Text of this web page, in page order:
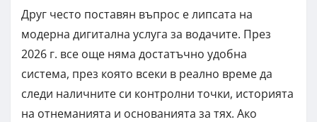
Друг често поставян въпрос е липсата на
модерна дигитална услуга за водачите. През
2026 г. все още няма достатъчно удобна
система, през която всеки в реално време да
следи наличните си контролни точки, историята
на отнеманията и основанията за тях. Ако